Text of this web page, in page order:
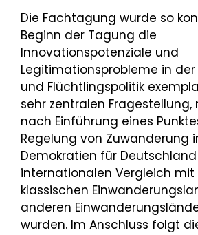
Die Fachtagung wurde so
Beginn der Tagung die
Innovationspotenziale und
Legitimationsprobleme in
und Flüchtlingspolitik
sehr zentralen
nach Einführung eines
Regelung von Zuwanderung
Demokratien für
internationalen Vergleich
klassischen
anderen
wurden. Im Anschluss folgt